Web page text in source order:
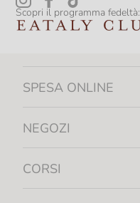
Scopri il programma fedeltà:
SPESA ONLINE
NEGOZI
CORSI